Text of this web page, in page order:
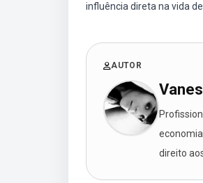
influência direta na vida
AUTOR
direito